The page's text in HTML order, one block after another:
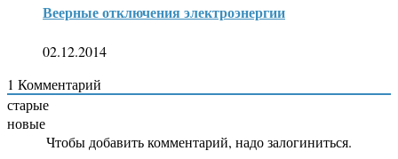
Веерные отключения электроэнергии
02.12.2014
1 Комментарий
старые
новые
Чтобы добавить комментарий, надо залогиниться.